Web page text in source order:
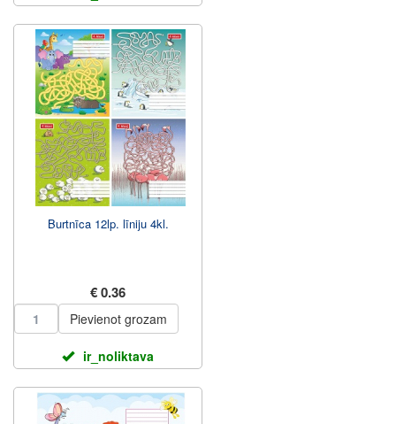
Burtnīca 12lp. līniju 4kl.
€ 0.36
Pievienot grozam
ir_noliktava